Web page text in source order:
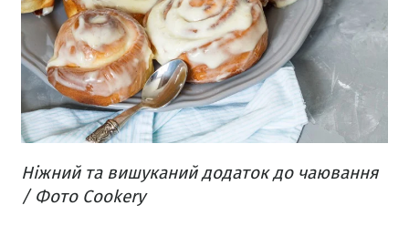
Ніжний та вишуканий додаток до чаювання
/ Фото Cookery